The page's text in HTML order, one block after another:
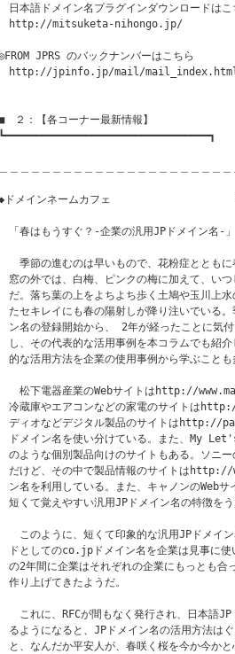
日本語ドメイン名プラグインダウンロードはこ
http://mitsuketa-nihongo.jp/
JPRS のバックナンバーはこちら
http://jpinfo.jp/mail/
　２：【各コーナー最新情報】
┗━━━━━━━━━━━━━━━━━━━━━━━━━━━━━━━━━┓
ドメインネームカフェ                   【
「春はもうすぐ？‐企業の汎用JPドメイン名
季節の進むのは早いもので、花粉症とともに
窓の外では、白梅、ピンクの梅に加えて、いつ
だ。落ち葉の上をよちよち歩く土鳩や玉川上水
たセキレイにも春の陽射しが降り注いでいる。
ン名の登録開始から、 2年が経ったことに気
し、その代表的な活用事例を本コラムでも紹
的な活用方法を企業の使用事例から学ぶことも
松下電器産業のWebサイトはhttp://
冷蔵庫やエアコンなどの家電のサイトは
ディオなどデジタル製品のサイトはhttp://
ドメイン名を使い分けている。また、My
のような個別製品向けのサイトもある。ソ
だけど、その中で製品情報のサイトは
ン名を利用している。また、キャノンの
短くて覚えやすい汎用JPドメイン名の特徴をう
このように、短くて印象的な汎用JPドメイン
ドとしてのco.jpドメイン名を企業は見事に使
の2年間に企業はそれぞれの企業にもっとも合
作り上げてきたようだ。
これに、RFCが間もなく発行され、日本語JP
るようになると、JPドメイン名の活用方法は
と、なんだか平安人が、春咲く桜を今か今かと